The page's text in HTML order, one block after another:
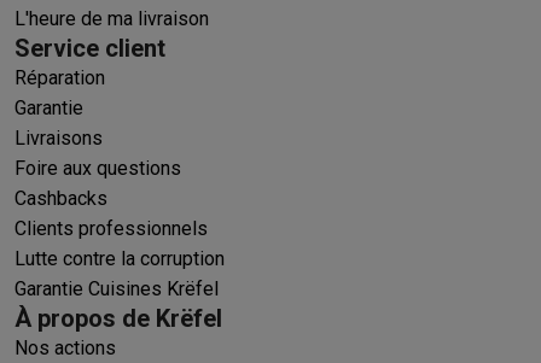
L'heure de ma livraison
Service client
Réparation
Garantie
Livraisons
Foire aux questions
Cashbacks
Clients professionnels
Lutte contre la corruption
Garantie Cuisines Krëfel
À propos de Krëfel
Nos actions